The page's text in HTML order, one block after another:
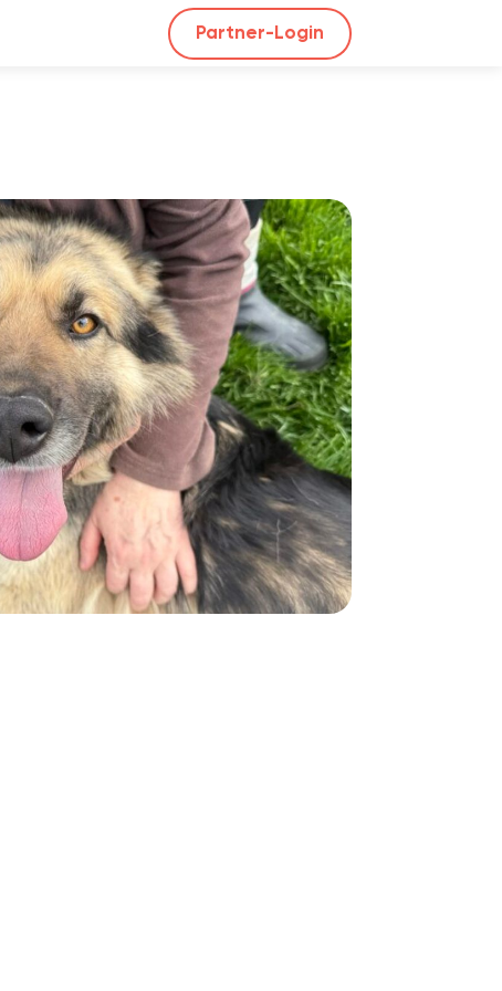
Partner-Login